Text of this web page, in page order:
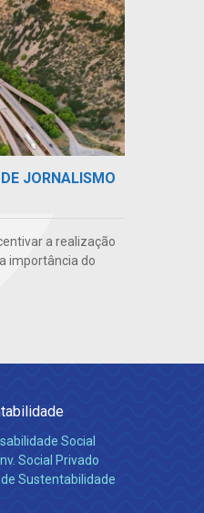
JORNALISMO
a realização
importância do
Social
Social Privado
Sustentabilidade